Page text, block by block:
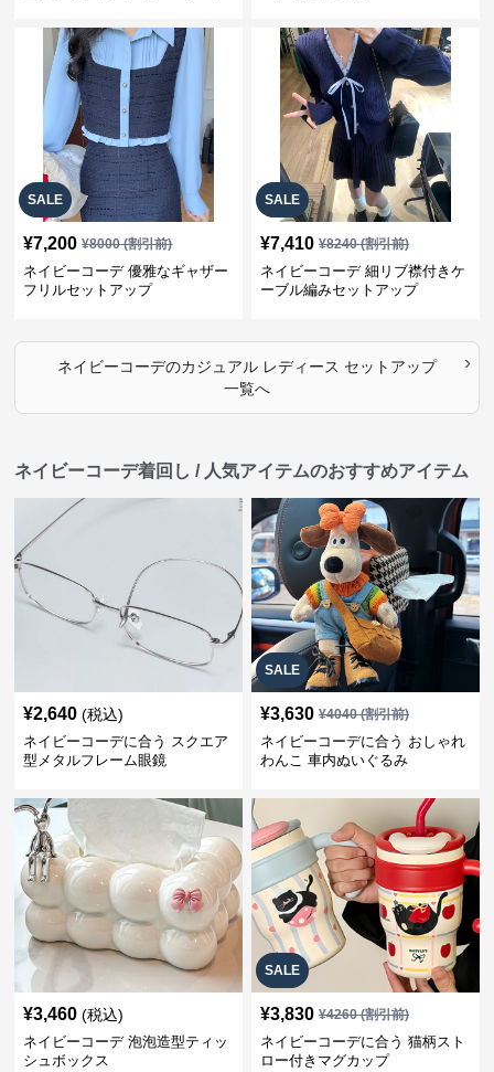
SALE
¥7,200 ¥8000(割引前)
ネイビーコーデ 優雅なギャザー
フリルセットアップ
SALE
¥7,410 ¥8240(割引前)
ネイビーコーデ 細リブ襟付きケ
ーブル編みセットアップ
ネイビーコーデのカジュアル レディース セットアップ
一覧へ
›
ネイビーコーデ着回し / 人気アイテムのおすすめアイテム
¥2,640 (税込)
ネイビーコーデに合う スクエア
型メタルフレーム眼鏡
SALE
¥3,630 ¥4040(割引前)
ネイビーコーデに合う おしゃれ
わんこ 車内ぬいぐるみ
¥3,460 (税込)
ネイビーコーデ 泡泡造型ティッ
シュボックス
SALE
¥3,830 ¥4260(割引前)
ネイビーコーデに合う 猫柄スト
ロー付きマグカップ